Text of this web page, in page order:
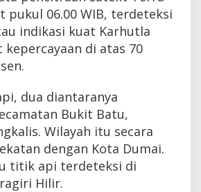
pukul 06.00 WIB, terdeteksi
indikasi kuat Karhutla
di atas 70
dua diantaranya
Bukit Batu,
Wilayah itu secara
dengan Kota Dumai.
titik api terdeteksi di
Hilir.